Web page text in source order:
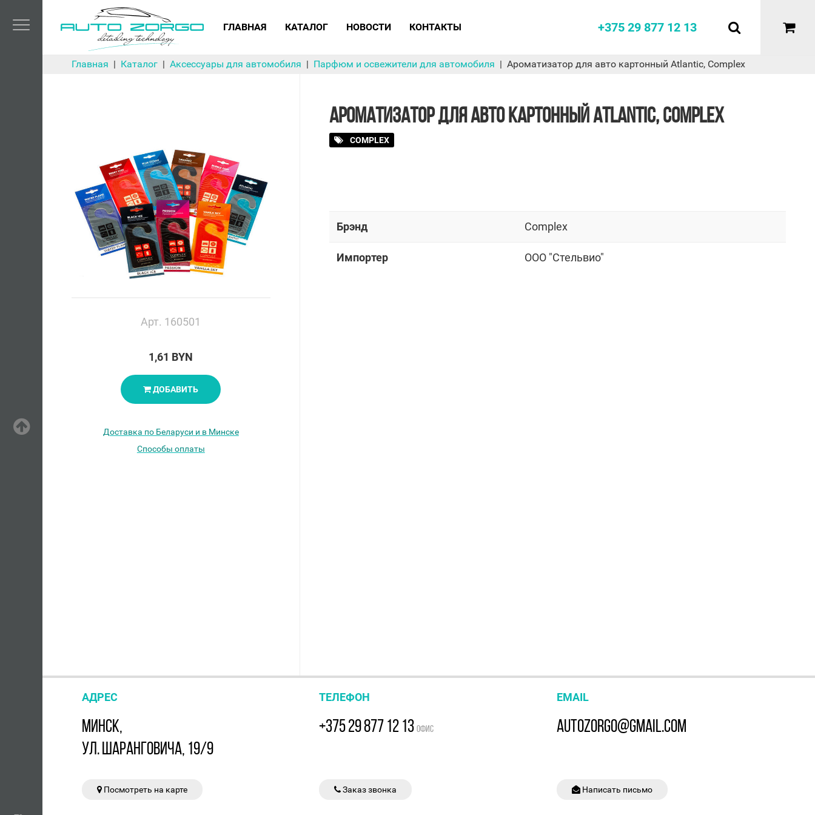
ГЛАВНАЯ КАТАЛОГ НОВОСТИ КОНТАКТЫ +375 29 877 12 13
Главная Каталог Аксессуары для автомобиля Парфюм и освежители для автомобиля Ароматизатор для авто картонный Atlantic, Complex
АРОМАТИЗАТОР ДЛЯ АВТО КАРТОННЫЙ ATLANTIC, COMPLEX
COMPLEX
Арт. 160501
1,61 BYN
ДОБАВИТЬ
Доставка по Беларуси и в Минске
Способы оплаты
Брэнд Complex
Импортер OOO "Стельвио"
АДРЕС
МИНСК,
УЛ. ШАРАНГОВИЧА, 19/9
Посмотреть на карте
ТЕЛЕФОН
+375 29 877 12 13ОФИС
Заказ звонка
EMAIL
AUTOZORGO@GMAIL.COM
Написать письмо